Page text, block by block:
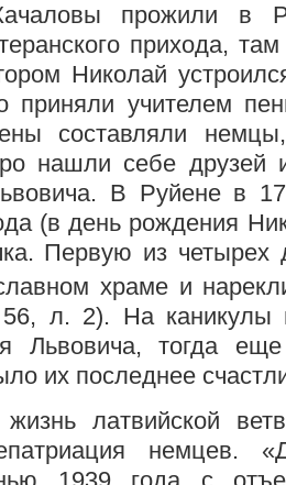
прожили в
прихода,
Николай
приняли учителем
составляли
нашли себе друзей
В Руйене в
(в день рождения
Первую из четырех
храме и
л. 2). На каникулы
Львовича, тогда
их последнее
латвийской
немцев.